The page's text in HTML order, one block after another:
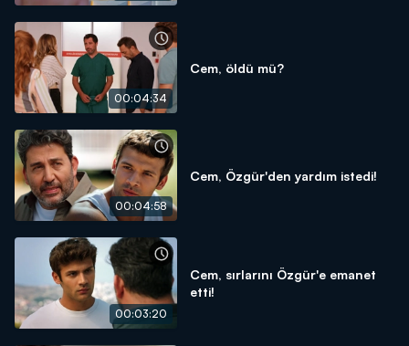
00:04:34
Cem, öldü mü?
00:04:58
Cem, Özgür'den yardım istedi!
00:03:20
Cem, sırlarını Özgür'e emanet
etti!